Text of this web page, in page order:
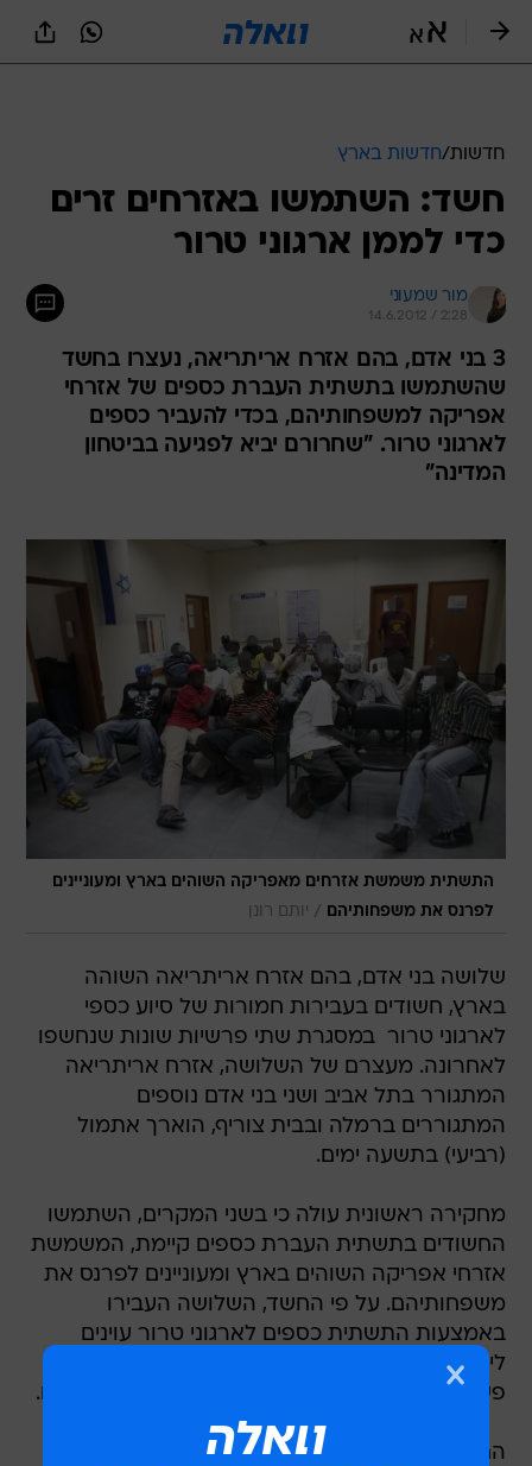
חדשות/חדשות בארץ
חשד: השתמשו באזרחים זרים
כדי לממן ארגוני טרור
מור שמעוני
14.6.2012 / 2:28
3 בני אדם, בהם אזרח אריתריאה, נעצרו בחשד
שהשתמשו בתשתית העברת כספים של אזרחי
אפריקה למשפחותיהם, בכדי להעביר כספים
לארגוני טרור. "שחרורם יביא לפגיעה בביטחון
המדינה"
התשתית משמשת אזרחים מאפריקה השוהים בארץ ומעוניינים
לפרנס את משפחותיהם
/ יותם רונן
שלושה בני אדם, בהם אזרח אריתריאה השוהה
בארץ, חשודים בעבירות חמורות של סיוע כספי
לארגוני טרור  במסגרת שתי פרשיות שונות שנחשפו
לאחרונה. מעצרם של השלושה, אזרח אריתריאה
המתגורר בתל אביב ושני בני אדם נוספים
המתגוררים ברמלה ובבית צוריף, הוארך אתמול
(רביעי) בתשעה ימים.
מחקירה ראשונית עולה כי בשני המקרים, השתמשו
החשודים בתשתית העברת כספים קיימת, המשמשת
אזרחי אפריקה השוהים בארץ ומעוניינים לפרנס את
משפחותיהם. על פי החשד, השלושה העבירו
באמצעות התשתית כספים לארגוני טרור עוינים
לישראל. החקירה מנוהלת ביחידה הארצית לחקירת
פשיעה חמורה בינלאומית, ורוב פרטיה נותרו חסויים.
החשוד האריתראי נעצר בחשד שהשתמש ברשת